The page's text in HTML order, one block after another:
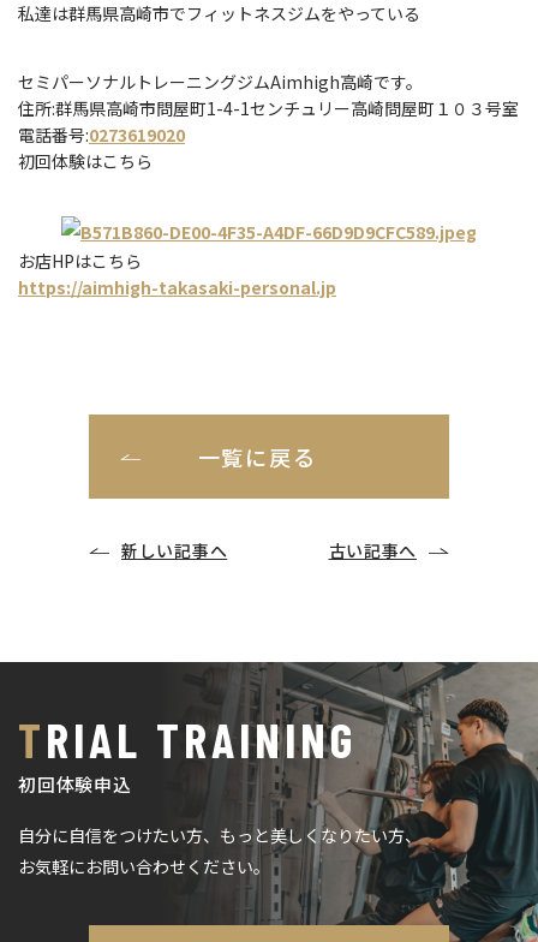
私達は群馬県高崎市でフィットネスジムをやっている
セミパーソナルトレーニングジムAimhigh高崎です。
住所:群馬県高崎市問屋町1-4-1センチュリー高崎問屋町１０３号室
電話番号:0273619020
初回体験はこちら
お店HPはこちら
https://aimhigh-takasaki-personal.jp
一覧に戻る
新しい記事へ 古い記事へ
TRIAL TRAINING
初回体験申込
自分に自信をつけたい方、もっと美しくなりたい方、
お気軽にお問い合わせください。